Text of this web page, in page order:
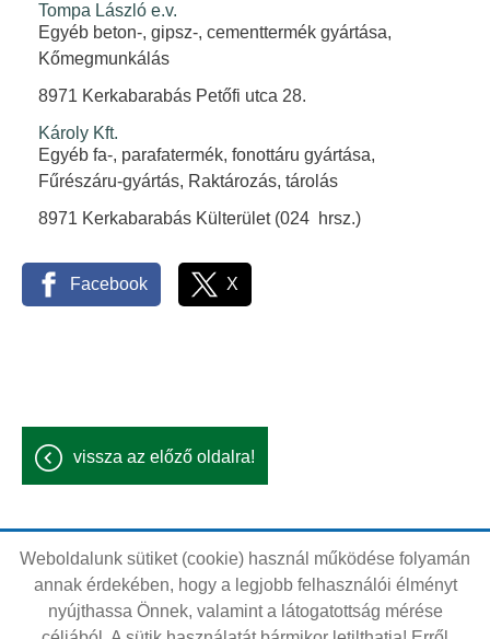
Tompa László e.v.
Egyéb beton-, gipsz-, cementtermék gyártása,
Kőmegmunkálás
8971 Kerkabarabás Petőfi utca 28.
Károly Kft.
Egyéb fa-, parafatermék, fonottáru gyártása,
Fűrészáru-gyártás, Raktározás, tárolás
8971 Kerkabarabás Külterület (024 hrsz.)
Facebook X
vissza az előző oldalra!
Oldal információk
Adatkezelési tájékoztató
Impresszum
Sütik kezelése
Weboldalunk sütiket (cookie) használ működése folyamán
annak érdekében, hogy a legjobb felhasználói élményt
nyújthassa Önnek, valamint a látogatottság mérése